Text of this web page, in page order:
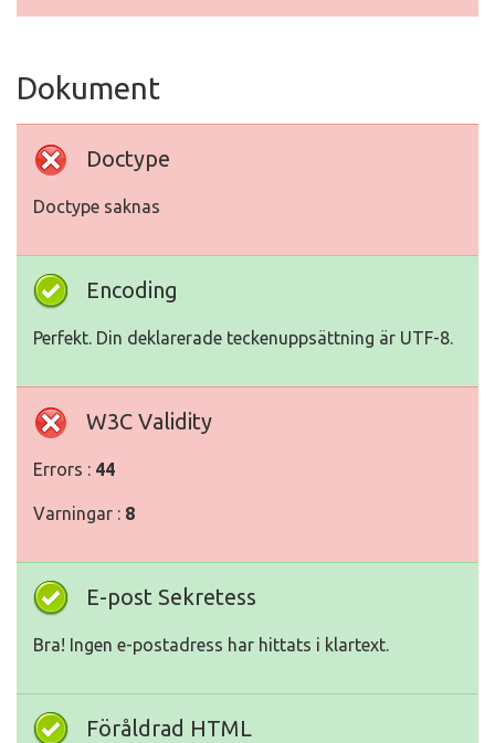
Dokument
Doctype
Doctype saknas
Encoding
Perfekt. Din deklarerade teckenuppsättning är UTF-8.
W3C Validity
Errors : 44
Varningar : 8
E-post Sekretess
Bra! Ingen e-postadress har hittats i klartext.
Föråldrad HTML